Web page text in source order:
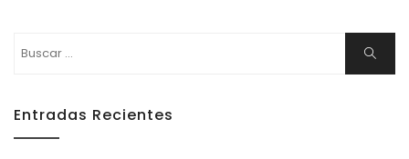
Buscar
Entradas Recientes